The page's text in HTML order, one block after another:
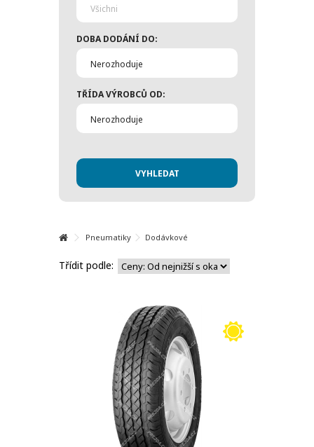
Všichni
DOBA DODÁNÍ DO:
Nerozhoduje
TŘÍDA VÝROBCŮ OD:
Nerozhoduje
Pneumatiky Dodávkové
Třídit podle: